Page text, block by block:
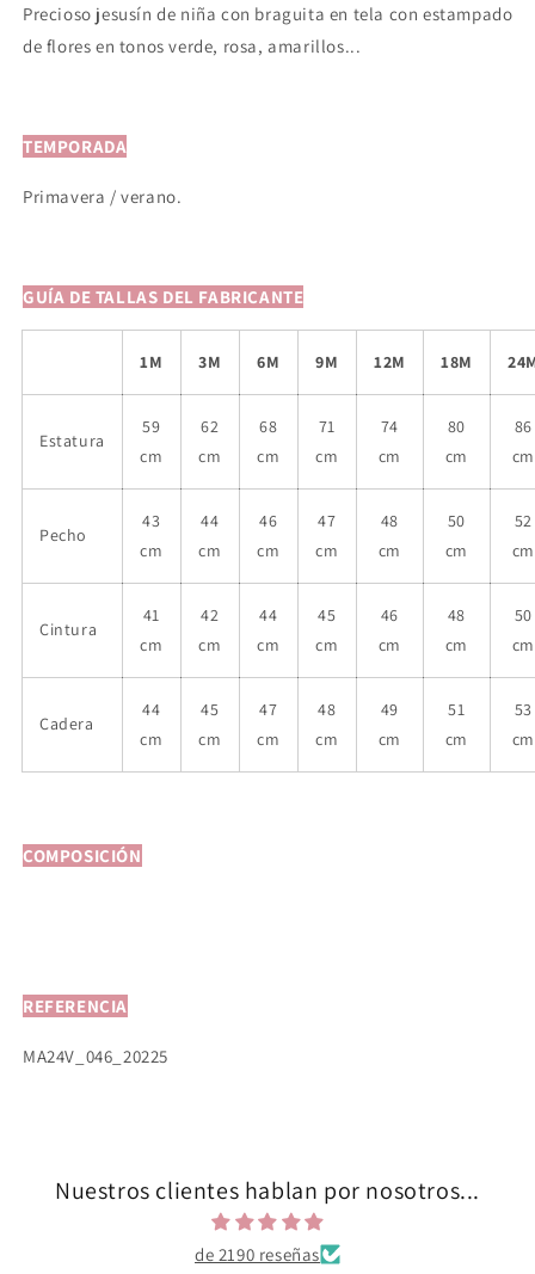
niña
Tolouse
niña
Tolouse
Precioso jesusín de niña con braguita en tela con estampado
de flores en tonos verde, rosa, amarillos...
TEMPORADA
Primavera / verano.
GUÍA DE TALLAS DEL FABRICANTE
1M 3M 6M 9M 12M 18M
Estatura
59
cm
62
cm
68
cm
71
cm
74
cm
80
cm
86
cm
Pecho
43
cm
44
cm
46
cm
47
cm
48
cm
50
cm
52
cm
Cintura
41
cm
42
cm
44
cm
45
cm
46
cm
48
cm
50
cm
Cadera
44
cm
45
cm
47
cm
48
cm
49
cm
51
cm
53
cm
COMPOSICIÓN
REFERENCIA
MA24V_046_20225
Nuestros clientes hablan por nosotros...
de 2190 reseñas